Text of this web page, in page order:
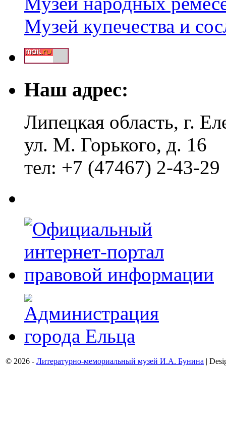
Музей купечества и
Наш адрес:
Липецкая область, г.
ул. М. Горького, д. 16
тел: +7 (47467) 2-43-29
© 2026 - Литературно-мемориальный музей И.А. Бунина |